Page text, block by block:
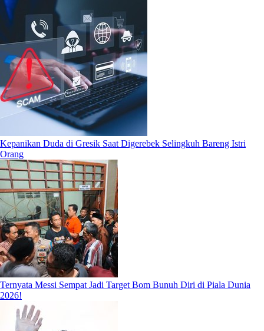
Kepanikan Duda di Gresik Saat Digerebek Selingkuh Bareng Istri
Orang
Ternyata Messi Sempat Jadi Target Bom Bunuh Diri di Piala Dunia
2026!